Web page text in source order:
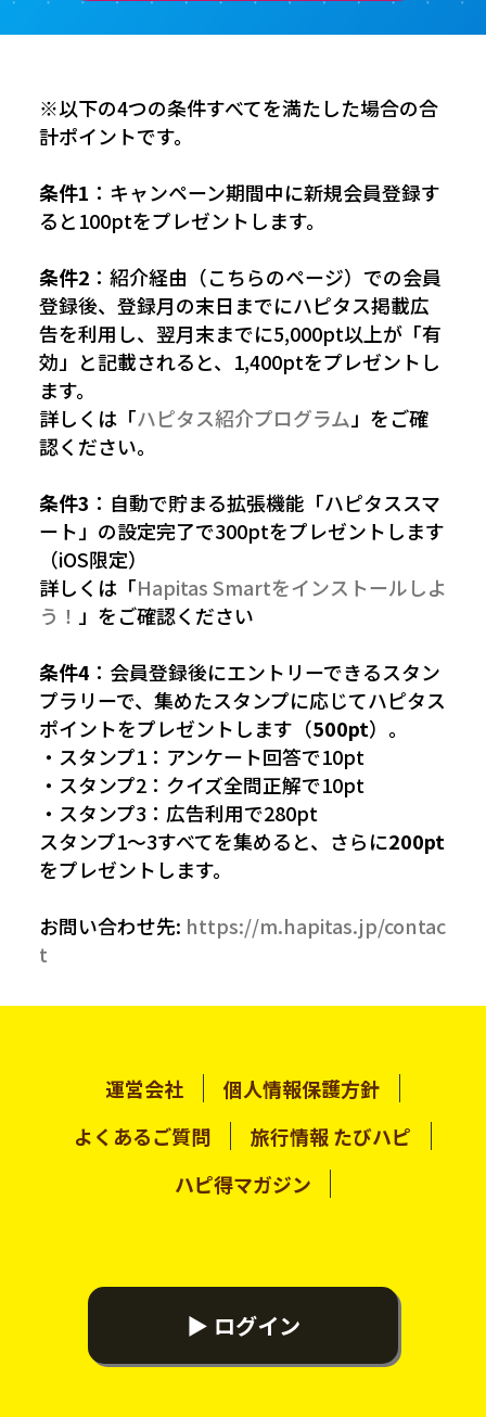
※以下の4つの条件すべてを満たした場合の合
計ポイントです。
条件1 ：キャンペーン期間中に新規会員登録す
ると100ptをプレゼントします。
条件2 ：紹介経由（こちらのページ）での会員
登録後、登録月の末日までにハピタス掲載広
告を利用し、翌月末までに5,000pt以上が「有
効」と記載されると、1,400ptをプレゼントし
ます。
詳しくは「ハピタス紹介プログラム 」をご確
認ください。
条件3 ：自動で貯まる拡張機能「ハピタススマ
ート」の設定完了で300ptをプレゼントします
（iOS限定）
詳しくは「Hapitas Smartをインストールしよ
う！ 」をご確認ください
条件4 ：会員登録後にエントリーできるスタン
プラリーで、集めたスタンプに応じてハピタス
ポイントをプレゼントします（500pt）。
・スタンプ1：アンケート回答で10pt
・スタンプ2：クイズ全問正解で10pt
・スタンプ3：広告利用で280pt
スタンプ1〜3すべてを集めると、さらに200pt
をプレゼントします。
お問い合わせ先: https://m.hapitas.jp/contac
t
運営会社
個人情報保護方針
よくあるご質問
旅行情報 たびハピ
ハピ得マガジン
▶ ログイン